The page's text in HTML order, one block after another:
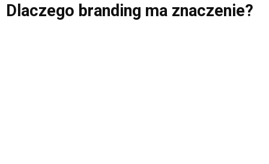
Dlaczego branding ma znaczenie?